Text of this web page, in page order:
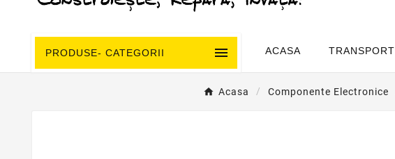
PRODUSE- CATEGORII  ACASA TRANSPORT
Acasa Componente Electronice